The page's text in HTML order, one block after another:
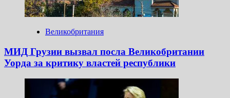
Великобритания
МИД Грузии вызвал посла Великобритании
Уорда за критику властей республики